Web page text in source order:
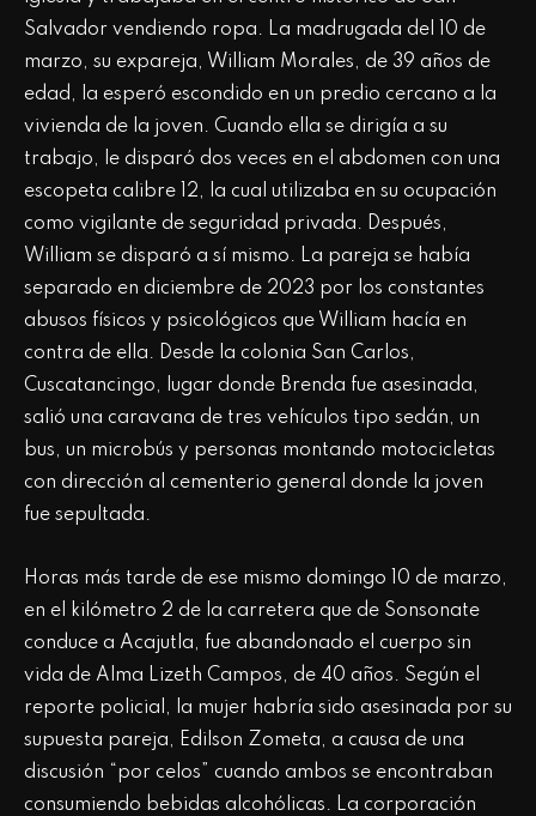
Salvador vendiendo ropa. La madrugada del 10 de
marzo, su expareja, William Morales, de 39 años de
edad, la esperó escondido en un predio cercano a la
vivienda de la joven. Cuando ella se dirigía a su
trabajo, le disparó dos veces en el abdomen con una
escopeta calibre 12, la cual utilizaba en su ocupación
como vigilante de seguridad privada. Después,
William se disparó a sí mismo. La pareja se había
separado en diciembre de 2023 por los constantes
abusos físicos y psicológicos que William hacía en
contra de ella. Desde la colonia San Carlos,
Cuscatancingo, lugar donde Brenda fue asesinada,
salió una caravana de tres vehículos tipo sedán, un
bus, un microbús y personas montando motocicletas
con dirección al cementerio general donde la joven
fue sepultada.
Horas más tarde de ese mismo domingo 10 de marzo,
en el kilómetro 2 de la carretera que de Sonsonate
conduce a Acajutla, fue abandonado el cuerpo sin
vida de Alma Lizeth Campos, de 40 años. Según el
reporte policial, la mujer habría sido asesinada por su
supuesta pareja, Edilson Zometa, a causa de una
discusión “por celos” cuando ambos se encontraban
consumiendo bebidas alcohólicas. La corporación